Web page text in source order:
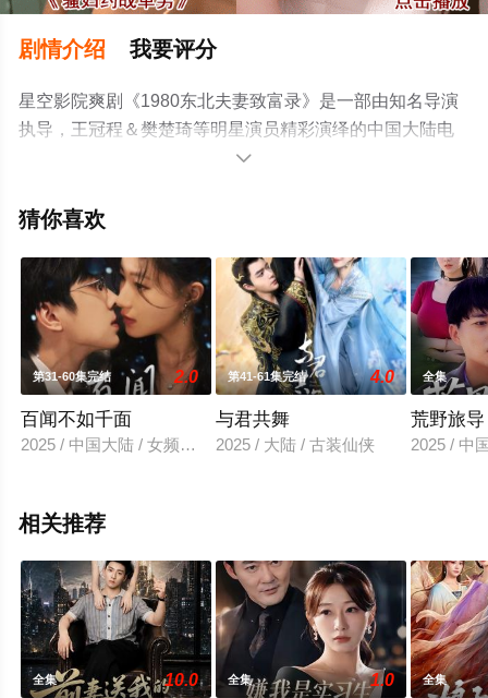
剧情介绍 我要评分
星空影院爽剧《1980东北夫妻致富录》是一部由知名导演
执导，王冠程＆樊楚琦等明星演员精彩演绎的中国大陆电
视剧，大结局剧情已揭晓（全集完结），手机免费观看高
息可移步至豆瓣电视剧、电视猫或剧情网等平台了解。

猜你喜欢
第31-60集完结 2.0
百闻不如千面
2025 / 中国大陆 / 女频恋爱
第41-61集完结 4.0
与君共舞
2025 / 大陆 / 古装仙侠
全集
荒野旅导
2025 / 中
相关推荐
全集 10.0 全集 1.0 全集